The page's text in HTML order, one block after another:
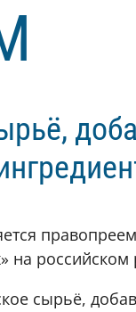
на российском
сырьё,